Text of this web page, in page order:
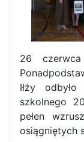
Zawody
klas OPW
26
Iłży
szkolnego
pełen
osiągniętych